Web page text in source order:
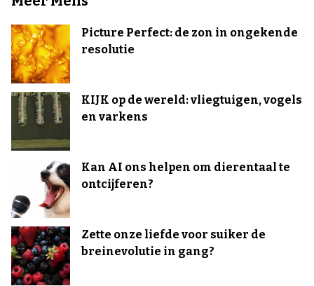
Picture Perfect: de zon in ongekende
resolutie
KIJK op de wereld: vliegtuigen, vogels
en varkens
Kan AI ons helpen om dierentaal te
ontcijferen?
Zette onze liefde voor suiker de
breinevolutie in gang?